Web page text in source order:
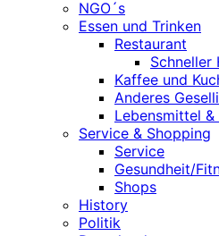
NGO´s
Essen und Trinken
Restaurant
Schneller
Kaffee und
Anderes
Lebensmittel
Service & Shopping
Service
Gesundheit/
Shops
History
Politik